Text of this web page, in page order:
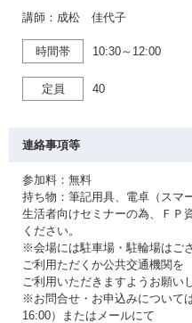
講師：成松 佳代子
時間帯 10:30～12:00
定員 40
連絡事項等
参加料：無料
持ち物：筆記用具、電卓（スマ
生活者向けセミナーの為、ＦＰ
ください。
※会場には駐車場・駐輪場はご
ご利用ただくか公共交通機関を
ご利用いただきますようお願い
※お問合せ・お申込みについて
16:00）またはメールにて